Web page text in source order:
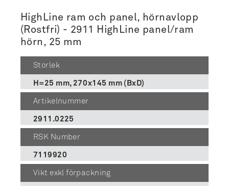
HighLine ram och panel, hörnavlopp
(Rostfri) - 2911 HighLine panel/ram
hörn, 25 mm
Storlek
H=25 mm, 270x145 mm (BxD)
Artikelnummer
2911.0225
RSK Number
7119920
Vikt exkl förpackning